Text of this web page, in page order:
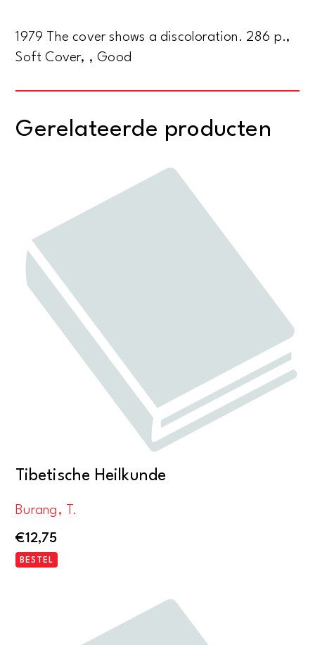
1979 The cover shows a discoloration. 286 p.,
Soft Cover, , Good
Gerelateerde producten
Tibetische Heilkunde
Burang, T.
€12,75
BESTEL